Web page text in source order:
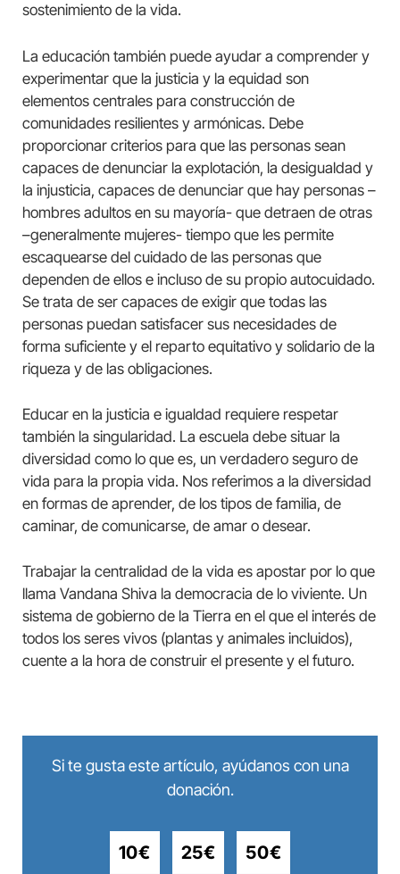
sostenimiento de la vida.
La educación también puede ayudar a comprender y
experimentar que la justicia y la equidad son
elementos centrales para construcción de
comunidades resilientes y armónicas. Debe
proporcionar criterios para que las personas sean
capaces de denunciar la explotación, la desigualdad y
la injusticia, capaces de denunciar que hay personas –
hombres adultos en su mayoría- que detraen de otras
–generalmente mujeres- tiempo que les permite
escaquearse del cuidado de las personas que
dependen de ellos e incluso de su propio autocuidado.
Se trata de ser capaces de exigir que todas las
personas puedan satisfacer sus necesidades de
forma suficiente y el reparto equitativo y solidario de la
riqueza y de las obligaciones.
Educar en la justicia e igualdad requiere respetar
también la singularidad. La escuela debe situar la
diversidad como lo que es, un verdadero seguro de
vida para la propia vida. Nos referimos a la diversidad
en formas de aprender, de los tipos de familia, de
caminar, de comunicarse, de amar o desear.
Trabajar la centralidad de la vida es apostar por lo que
llama Vandana Shiva la democracia de lo viviente. Un
sistema de gobierno de la Tierra en el que el interés de
todos los seres vivos (plantas y animales incluidos),
cuente a la hora de construir el presente y el futuro.
Si te gusta este artículo, ayúdanos con una
donación.
10€ 25€ 50€